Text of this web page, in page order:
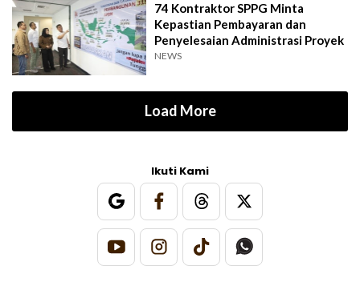
74 Kontraktor SPPG Minta
Kepastian Pembayaran dan
Penyelesaian Administrasi Proyek
NEWS
Load More
Ikuti Kami